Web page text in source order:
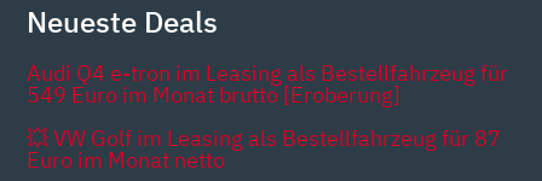
Neueste Deals
Audi Q4 e-tron im Leasing als Bestellfahrzeug für
549 Euro im Monat brutto [Eroberung]
💥 VW Golf im Leasing als Bestellfahrzeug für 87
Euro im Monat netto